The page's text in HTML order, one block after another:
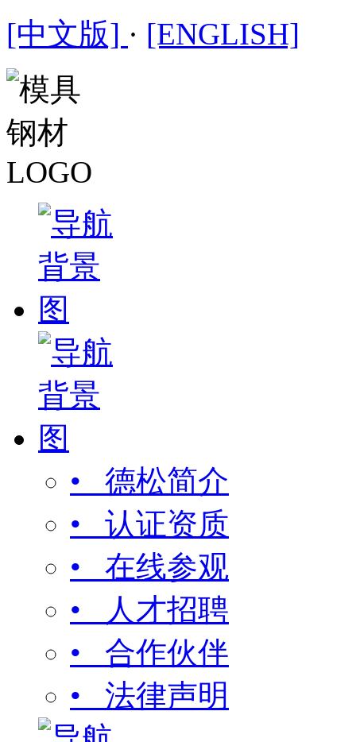
[中文版] · [ENGLISH]
• 德松简介
• 认证资质
• 在线参观
• 人才招聘
• 合作伙伴
• 法律声明